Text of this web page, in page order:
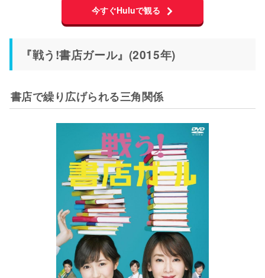
今すぐHuluで観る
『戦う!書店ガール』(2015年)
書店で繰り広げられる三角関係